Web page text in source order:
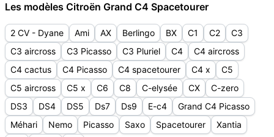
Les modèles Citroën Grand C4 Spacetourer
2 CV - Dyane Ami AX Berlingo BX C1 C2
C3
C3 aircross
C3 Picasso C3 Pluriel C4
C4 aircross
C4 cactus
C4 Picasso C4 spacetourer C4 x
C5
C5 aircross
C5 x C6 C8 C-elysée CX
C-zero
DS3
DS4 DS5 Ds7 Ds9 E-c4
Grand C4 Picasso
Méhari
Nemo Picasso Saxo Spacetourer
Xantia